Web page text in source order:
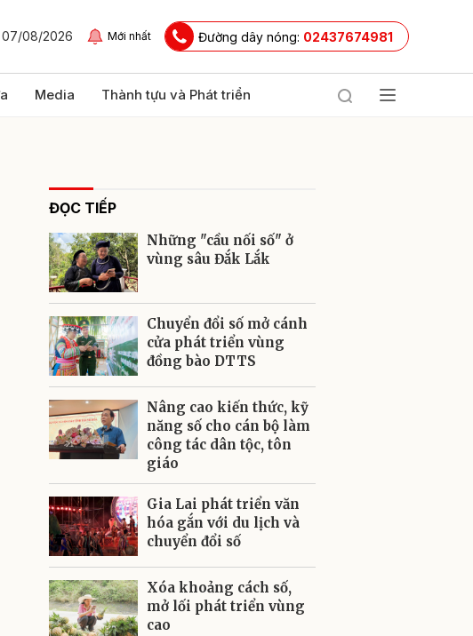
07/08/2026 Mới nhất Đường dây nóng: 02437674981
Media Thành tựu và Phát triển
ĐỌC TIẾP
Những "cầu nối số" ở
vùng sâu Đắk Lắk
Chuyển đổi số mở cánh
cửa phát triển vùng
đồng bào DTTS
Nâng cao kiến thức, kỹ
năng số cho cán bộ làm
công tác dân tộc, tôn
giáo
Gia Lai phát triển văn
hóa gắn với du lịch và
chuyển đổi số
Xóa khoảng cách số,
mở lối phát triển vùng
cao
Gửi